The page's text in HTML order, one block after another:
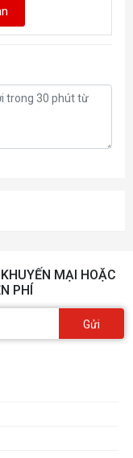
MẠI HOẶC
PHÍ
Gửi